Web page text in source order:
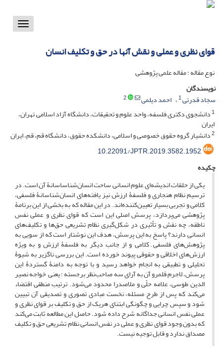
Toggle
قوای نظری و عملی و نقش آنها در حق و تکلیف انسان
نوع مقاله : مقاله علمی پژوهشی
نویسندگان
سجاد قدرتی1 احمد دیلمی
2
1دانشجوی دکتری فلسفه، واحد علوم و تحقیقات، دانشگاه آزاد اسلامی, تهران،
ایران
2دانشیار گروه حقوق خصوصی و اسلامی، دانشکده حقوق، دانشگاه قم، قم، ایران
10.22091/JPTR.2019.3582.1952
چکیده
یکی از حلقات اندیشه‌‌ای علوم انسانی ساحت انسان‌شناساسانۀ آن است. در
ترسیم نظام هنجاری و فلسفۀ ارزش نیز یافته‌های انسان‌شناسانۀ فلسفی‌‌،
کلامی و تجربی بسیار تعیین‌کننده‌اند. در این مقاله که به بخشی از این برنامۀ
پژوهشی می‌پردازد‌‌، پرسش اصلی این است که قوای نظری و عملی نفس
ناطقه، چه نقش و تأثیری در شکل‌‌‌‌‌گیری نظام تشریعی حق‌ها و تکلیف‌های
انسانی دارند؟ پاسخ به این پرسش، هدف این نوشتار است که از سویی به
پژوهش‌های فلسفی۔کلامی و از جانب دیگر به فلسفۀ ارزش و به‌ ‌ویژه
ارزش‌های اخلاقی و حقوقی پیوند خورده است. این بررسی ناگزیر به شیوۀ
تحلیلی و تطبیقی به انجام خواهد رسید‌ و با توجه به دامنۀ گستردۀ این
پرسش‌‌، لاجرم قلمرو آن به آرای سه صاحب‌نظر برجسته ؛ یعنی خواجه نصیر
الدین طوسی‌‌، علامه حلّی‌‌ و ملاصدرا محدود می‌شود. ترتیب منطقی اقتضاء
می‌کند که پس از طرح مسئله‌‌، نخست مبادی تصوری و تصدیقی آن تبیین
شود و سپس چرایی و چگونگی ابتنای هریک از حق و تکلیف بر قوای نظری و
عملی نفس انسانی جداگانه شرح داده شود. حاصل این مطالعه ثابت می‌کند
که بدون وجود قوای نظری و عملی در نفس انسانی نظام تشریعی حق و تکلیف
مصداق ندارد و قابل توجیه نیست.